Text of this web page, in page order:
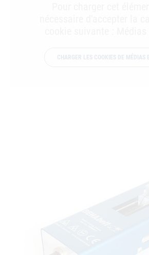
CHARGER LES COOKIES DE MÉDIAS